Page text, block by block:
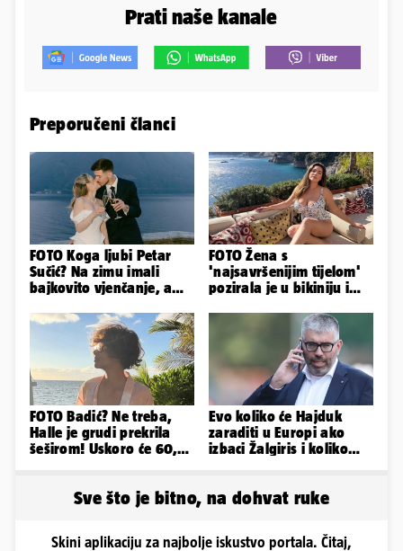
Prati naše kanale
Preporučeni članci
FOTO Koga ljubi Petar
Sučić? Na zimu imali
bajkovito vjenčanje, a
sin!
FOTO Žena s
'najsavršenijim tijelom'
pozirala je u bikiniju i
obline...
FOTO Badić? Ne treba,
Halle je grudi prekrila
šeširom! Uskoro će 60,
Evo koliko će Hajduk
zaraditi u Europi ako
izbaci Žalgiris i koliko
Sve što je bitno, na dohvat ruke
Skini aplikaciju za najbolje iskustvo portala. Čitaj,